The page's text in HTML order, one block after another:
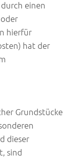
einen
hierfür
hat der
Grundstücke
dieser
sind